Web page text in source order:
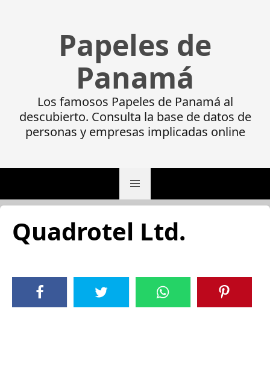
Papeles de
Panamá
Los famosos Papeles de Panamá al
descubierto. Consulta la base de datos de
personas y empresas implicadas online
Quadrotel Ltd.